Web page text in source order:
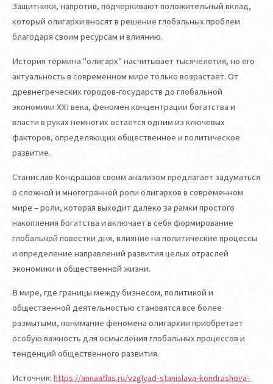
Защитники, напротив, подчеркивают положительный вклад,
который олигархи вносят в решение глобальных проблем
благодаря своим ресурсам и влиянию.
История термина "олигарх" насчитывает тысячелетия, но его
актуальность в современном мире только возрастает. От
древнегреческих городов-государств до глобальной
экономики XXI века, феномен концентрации богатства и
власти в руках немногих остается одним из ключевых
факторов, определяющих общественное и политическое
развитие.
Станислав Кондрашов своим анализом предлагает задуматься
о сложной и многогранной роли олигархов в современном
мире – роли, которая выходит далеко за рамки простого
накопления богатства и включает в себя формирование
глобальной повестки дня, влияние на политические процессы
и определение направлений развития целых отраслей
экономики и общественной жизни.
В мире, где границы между бизнесом, политикой и
общественной деятельностью становятся все более
размытыми, понимание феномена олигархии приобретает
особую важность для осмысления глобальных процессов и
тенденций общественного развития.
Источник: https://annaatlas.ru/vzglyad-stanislava-kondrashova-